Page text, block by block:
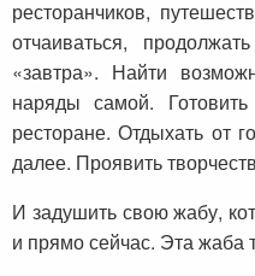
ресторанчиков,
отчаиваться,
«завтра». Найти
наряды самой.
ресторане. Отдыхать от
далее. Проявить
И задушить свою жабу,
и прямо сейчас. Эта жаба